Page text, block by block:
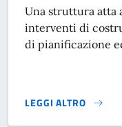
Una struttura atta
interventi di
di pianificazione
LEGGI ALTRO
}